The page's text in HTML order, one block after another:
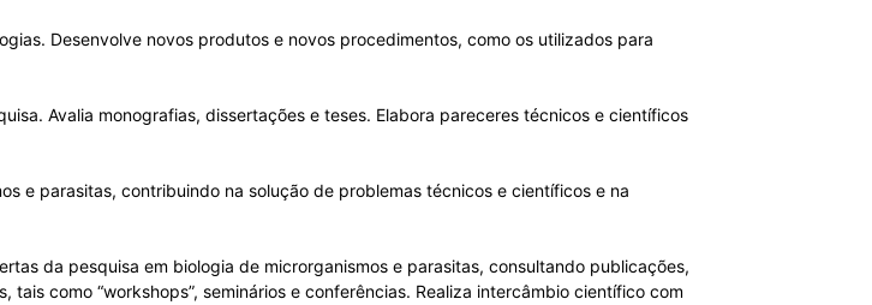
Desenvolve novos produtos e novos procedimentos, como os utilizados para
Avalia monografias, dissertações e teses. Elabora pareceres técnicos e científicos
e parasitas, contribuindo na solução de problemas técnicos e científicos e na
da pesquisa em biologia de microrganismos e parasitas, consultando publicações,
como “workshops”, seminários e conferências. Realiza intercâmbio científico com